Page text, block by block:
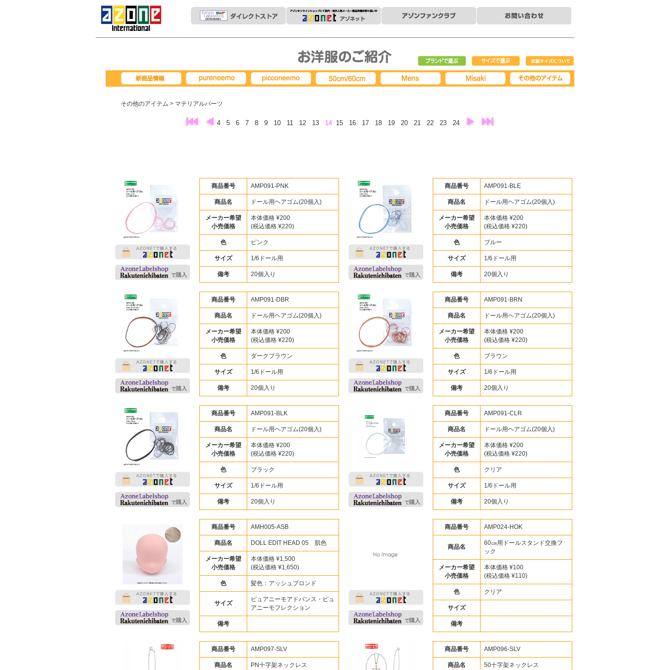
ブランドで選ぶ サイズで選ぶ
衣装サイズについ
て
その他のアイテム > マテリアルパーツ
4 5 6 7 8 9 10 11 12 13 14 15 16 17 18 19 20 21 22 23 24
商品番号 AMP091-PNK
商品名 ドール用ヘアゴム(20個入)
メーカー希望
小売価格
本体価格 ¥200
(税込価格 ¥220)
色 ピンク
サイズ 1/6ドール用
備考 20個入り
商品番号 AMP091-BLE
商品名 ドール用ヘアゴム(20個入)
メーカー希望
小売価格
本体価格 ¥200
(税込価格 ¥220)
色 ブルー
サイズ 1/6ドール用
備考 20個入り
商品番号 AMP091-DBR
商品名 ドール用ヘアゴム(20個入)
メーカー希望
小売価格
本体価格 ¥200
(税込価格 ¥220)
色 ダークブラウン
サイズ 1/6ドール用
備考 20個入り
商品番号 AMP091-BRN
商品名 ドール用ヘアゴム(20個入)
メーカー希望
小売価格
本体価格 ¥200
(税込価格 ¥220)
色 ブラウン
サイズ 1/6ドール用
備考 20個入り
商品番号 AMP091-BLK
商品名 ドール用ヘアゴム(20個入)
メーカー希望
小売価格
本体価格 ¥200
(税込価格 ¥220)
色 ブラック
サイズ 1/6ドール用
備考 20個入り
商品番号 AMP091-CLR
商品名 ドール用ヘアゴム(20個入)
メーカー希望
小売価格
本体価格 ¥200
(税込価格 ¥220)
色 クリア
サイズ 1/6ドール用
備考 20個入り
商品番号 AMH005-ASB
商品名 DOLL EDIT HEAD 05 肌色
メーカー希望
小売価格
本体価格 ¥1,500
(税込価格 ¥1,650)
色 髪色：アッシュブロンド
サイズ
ピュアニーモアドバンス・ピュ
アニーモフレクション
備考
商品番号 AMP024-HOK
商品名
60㎝用ドールスタンド交換フ
ック
メーカー希望
小売価格
本体価格 ¥100
(税込価格 ¥110)
色 クリア
サイズ
備考
商品番号 AMP097-SLV
商品名 PN十字架ネックレス
商品番号 AMP096-SLV
商品名 50十字架ネックレス